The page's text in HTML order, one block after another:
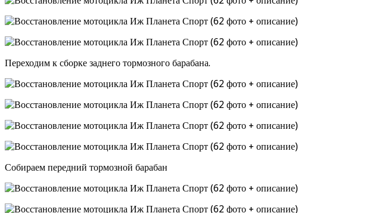
Переходим к сборке заднего тормозного барабана.
Собираем передний тормозной барабан